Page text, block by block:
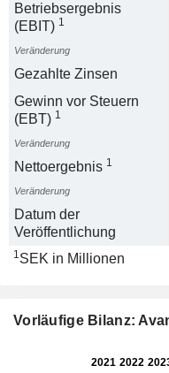
Betriebsergebnis
(EBIT) 1
Veränderung
Gezahlte Zinsen
Gewinn vor Steuern
(EBT) 1
Veränderung
Nettoergebnis 1
Veränderung
Datum der
Veröffentlichung
1SEK in Millionen
Vorläufige Bilanz: